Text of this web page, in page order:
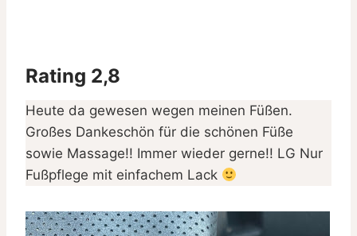
Rating 2,8
Heute da gewesen wegen meinen Füßen.
Großes Dankeschön für die schönen Füße
sowie Massage!! Immer wieder gerne!! LG Nur
Fußpflege mit einfachem Lack